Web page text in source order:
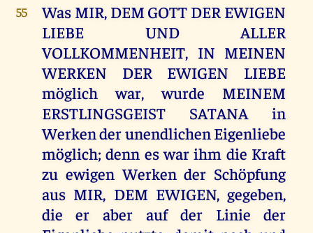
55
Was MIR, DEM GOTT DER EWIGEN
LIEBE UND ALLER
VOLLKOMMENHEIT, IN MEINEN
WERKEN DER EWIGEN LIEBE
möglich war, wurde MEINEM
ERSTLINGSGEIST SATANA in
Werken der unendlichen Eigenliebe
möglich; denn es war ihm die Kraft
zu ewigen Werken der Schöpfung
aus MIR, DEM EWIGEN, gegeben,
die er aber auf der Linie der